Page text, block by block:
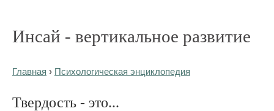
Инсай - вертикальное развитие
Главная › Психологическая энциклопедия
Твердость - это...